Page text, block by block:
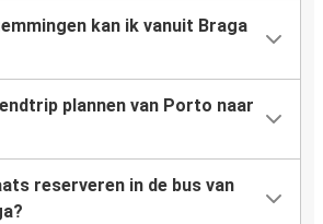
kan ik vanuit Braga
plannen van Porto naar
reserveren in de bus van